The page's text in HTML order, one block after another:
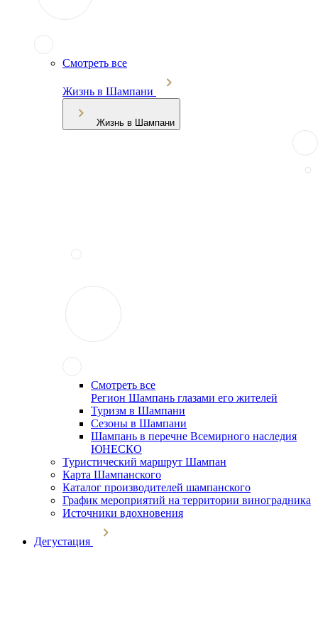
Смотреть все
Жизнь в Шампани
Жизнь в Шампани
Смотреть все
Регион Шампань глазами его жителей
Туризм в Шампани
Сезоны в Шампани
Шампань в перечне Всемирного наследия
ЮНЕСКО
Туристический маршрут Шампан
Карта Шампанского
Каталог производителей шампанского
График мероприятий на территории виноградника
Источники вдохновения
Дегустация